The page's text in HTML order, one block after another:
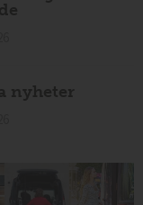
nyheter